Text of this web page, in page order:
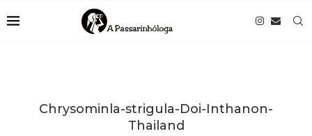
Chrysominla-strigula-Doi-Inthanon-
Thailand